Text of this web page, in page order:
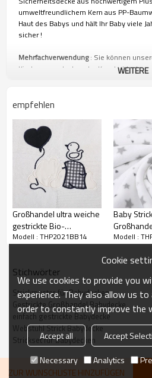
umweltfreundlichem Kern aus PP-
Haut des Babys und hält Ihr Baby viele
sicher !
Mehrfachverwendung: Sie können
Kinderwagendecke oder Kuscheldecke
Leicht zu reinigen:
Trockner getrocknet werden.
100%
Zufriedenheit garantiert:
größter Bedeutung. Wir sind
lieben werden, aber wenn Sie nicht
Kundendienstteam mit Ihnen
machen!
WEITERE
empfehlen
Großhandel ultra weiche
gestrickte Bio-
Babydecke,
Modell : THP2021BB14
Baby
Modell :
Stichwörter
Strickmuster für Babydecken
Gestrickte Großhandel Babydecke
einfach gestrickte Babydecke
Webstuhl Strick Babydecke
Strickset für Babydecken
ZUR WUNSCHLISTE HINZUFÜGEN
Cookie
We use cookies to provide you
experience. They also allow us
order to constantly improve the
Accept all Accept
Necessary
Analytics